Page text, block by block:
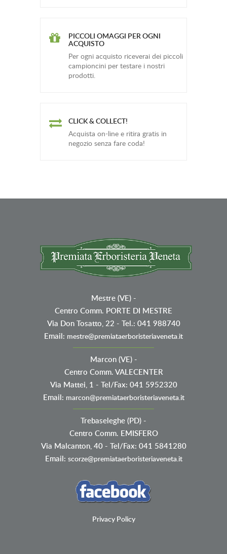
PICCOLI OMAGGI PER OGNI
ACQUISTO
Per ogni acquisto riceverai dei piccoli
campioncini per testare i nostri
prodotti.
CLICK & COLLECT!
Acquista on-line e ritira gratis in
negozio senza fare coda!
Mestre (VE)-
Centro Comm. PORTE DI MESTRE
Via Don Tosatto, 22 - Tel.: 041 988740
Email: mestre@premiataerboristeriaveneta.it
Marcon (VE)-
Centro Comm. VALECENTER
Via Mattei, 1 - Tel/Fax: 041 5952320
Email: marcon@premiataerboristeriaveneta.it
Trebaseleghe (PD) -
Centro Comm. EMISFERO
Via Malcanton, 40 - Tel/Fax: 041 5841280
Email: scorze@premiataerboristeriaveneta.it
Privacy Policy